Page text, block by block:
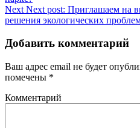
Next Next post: Приглашаем на
решения экологических
Добавить комментарий
Ваш адрес email не будет
помечены *
Комментарий